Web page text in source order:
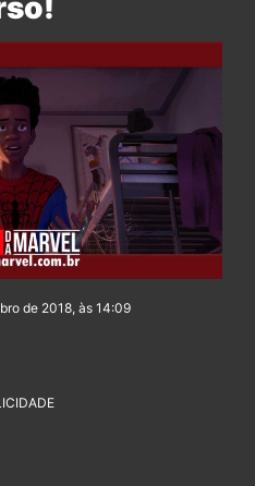
de 2018, às 14:09